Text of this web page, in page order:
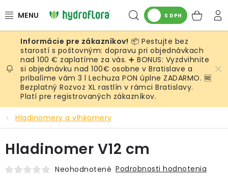
na
Hľadať
S DPH
RASTLINY
UMELÉ RASTLINY
KVETINÁČE
SUBSTRÁTY A PRÍSLUŠENSTVO
SERVIS INTERIÉROVEJ ZELENE
MACHY
📦 Pestujte bez
starostí s poštovným: dopravu pri objednávkach
nad 100 € zaplatíme za vás. ➕ BONUS: Vyzdvihnite
si objednávku nad 100€ osobne v Bratislave a
pribalíme vám 3 l Lechuza PON úplne ZADARMO. 🆓
Bezplatný Rozvoz XL rastlín v rámci Bratislavy.
Platí pre registrovaných zákazníkov.
Hladinomery a vlhkomery
Hladinomer V12 cm
Neohodnotené Podrobnosti hodnotenia